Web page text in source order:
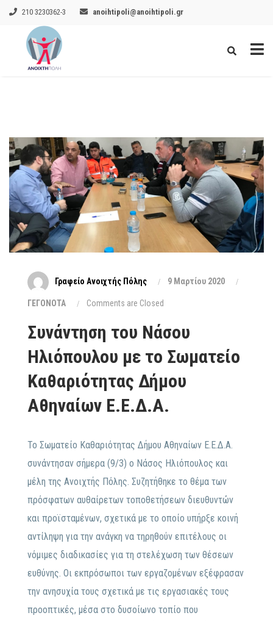
210 3230362-3 anoihtipoli@anoihtipoli.gr
Γραφείο Ανοιχτής Πόλης 9 Μαρτίου 2020
ΓΕΓΟΝΟΤΑ Comments are Closed
Συνάντηση του Νάσου
Ηλιόπουλου με το Σωματείο
Καθαριότητας Δήμου
Αθηναίων Ε.Ε.Δ.Α.
Το Σωματείο Καθαριότητας Δήμου Αθηναίων Ε.Ε.Δ.Α.
συνάντησαν σήμερα (9/3) ο Νάσος Ηλιόπουλος και
μέλη της Ανοιχτής Πόλης. Συζητήθηκε το θέμα των
πρόσφατων αυθαίρετων τοποθετήσεων διευθυντών
και προϊσταμένων, σχετικά με το οποίο υπήρξε κοινή
αντίληψη για την ανάγκη να τηρηθούν επιτέλους οι
νόμιμες διαδικασίες για τη στελέχωση των θέσεων
ευθύνης. Οι εκπρόσωποι των εργαζομένων εξέφρασαν
την ανησυχία τους σχετικά με τις εργασιακές τους
προοπτικές, μέσα στο δυσοίωνο τοπίο που